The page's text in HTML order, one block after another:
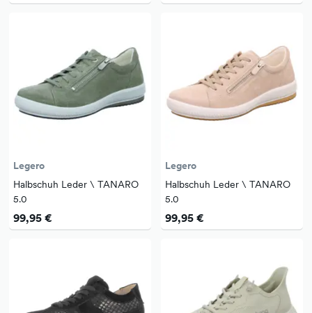
Legero
Halbschuh Leder \ TANARO
5.0
99,95 €
Legero
Halbschuh Leder \ TANARO
5.0
99,95 €